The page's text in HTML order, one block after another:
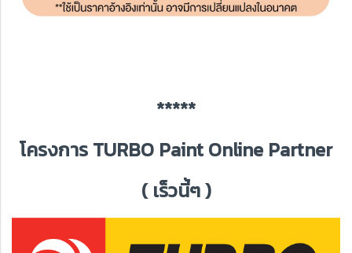
*****
โครงการ TURBO Paint Online Partner
( เร็วนี้ๆ )